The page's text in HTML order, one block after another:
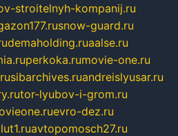
stroitelnyh-kompanij.ru
snow-guard.ru
demaholding.ruaalse.ru
perkoka.rumovie-one.ru
sibarchives.ruandreislyusar.ru
tor-lyubov-i-grom.ru
evro-dez.ru
avtopomosch27.ru